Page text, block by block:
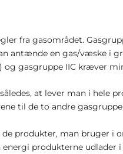
fra gasområdet.
antænde en gas/væske i
gasgruppe IIC kræver
at lever man i hele
til de to andre
produkter, man bruger i
produkterne udlader